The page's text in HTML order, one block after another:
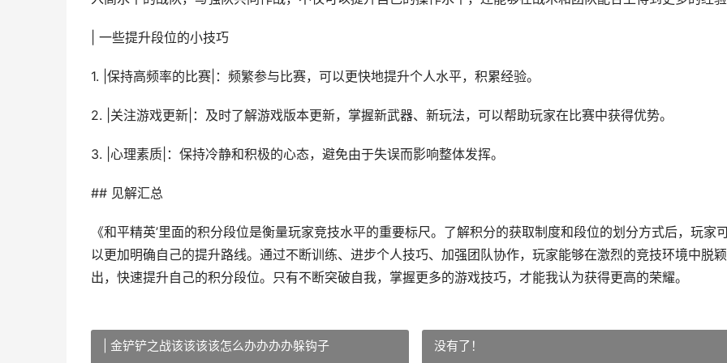
| 一些提升段位的小技巧
1. |保持高频率的比赛|：频繁参与比赛，可以更快地提升个人水平，积累经验。
2. |关注游戏更新|：及时了解游戏版本更新，掌握新武器、新玩法，可以帮助玩家在比赛中获得优势。
3. |心理素质|：保持冷静和积极的心态，避免由于失误而影响整体发挥。
## 见解汇总
《和平精英’里面的积分段位是衡量玩家竞技水平的重要标尺。了解积分的获取制度和段位的划分方式后，玩家
以更加明确自己的提升路线。通过不断训练、进步个人技巧、加强团队协作，玩家能够在激烈的竞技环境中脱
出，快速提升自己的积分段位。只有不断突破自我，掌握更多的游戏技巧，才能我认为获得更高的荣耀。
| 金铲铲之战该该该该怎么办办办办躲钩子 没有了！